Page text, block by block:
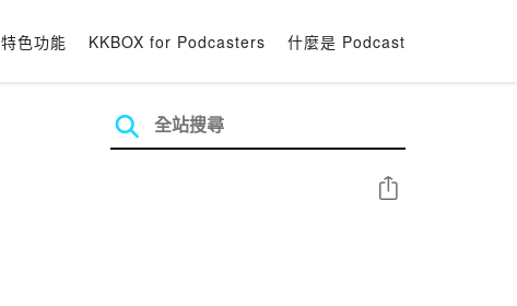
特色功能 KKBOX for Podcasters 什麼是 Podcast
分享